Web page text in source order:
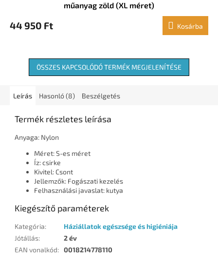
műanyag zöld (XL méret)
44 950 Ft Kosárba
ÖSSZES KAPCSOLÓDÓ TERMÉK MEGJELENÍTÉSE
Leírás Hasonló (8) Beszélgetés
Termék részletes leírása
Anyaga: Nylon
Méret: S-es méret
Íz: csirke
Kivitel: Csont
Jellemzők: Fogászati ​​kezelés
Felhasználási javaslat: kutya
Kiegészítő paraméterek
Kategória:
Háziállatok egészsége és higiéniája
Jótállás:
2 év
EAN vonalkód: 0018214778110